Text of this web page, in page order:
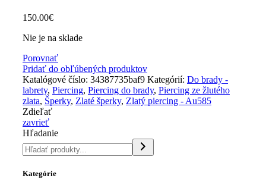
150.00€
Nie je na sklade
Porovnať
Pridať do obľúbených produktov
Katalógové číslo: 34387735baf9 Kategórií: Do brady -
labrety, Piercing, Piercing do brady, Piercing ze žlutého
zlata, Šperky, Zlaté šperky, Zlatý piercing - Au585
Zdieľať
zavrieť
Hľadanie
Kategórie